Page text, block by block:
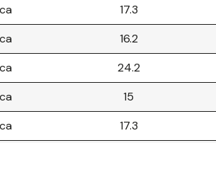
17.3
16.2
24.2
15
17.3